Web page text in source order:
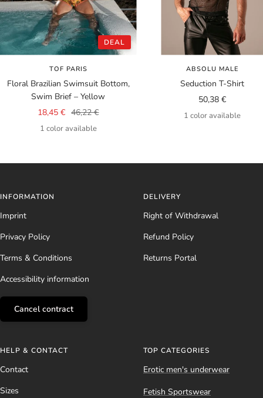
DEAL
TOF PARIS
Floral Brazilian Swimsuit Bottom,
Swim Brief – Yellow
Sale
price
18,45 € Regular
price
46,22 €
1 color available
ABSOLU MALE
Seduction T-Shirt
Sale
price
50,38 €
1 color available
INFORMATION
Imprint
Privacy Policy
Terms & Conditions
Accessibility information
Cancel contract
DELIVERY
Right of Withdrawal
Refund Policy
Returns Portal
HELP & CONTACT
Contact
Sizes
TOP CATEGORIES
Erotic men's underwear
Fetish Sportswear